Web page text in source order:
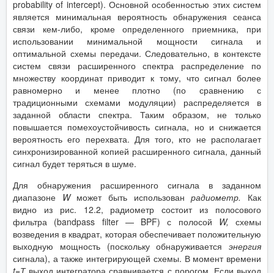
probability of intercept). Основной особенностью этих систем
является минимальная вероятность обнаружения сеанса
связи кем-либо, кроме определенного приемника, при
использовании минимальной мощности сигнала и
оптимальной схемы передачи. Следовательно, в контексте
систем связи расширенного спектра распределение по
множеству координат приводит к тому, что сигнал более
равномерно и менее плотно (по сравнению с
традиционными схемами модуляции) распределяется в
заданной области спектра. Таким образом, не только
повышается помехоустойчивость сигнала, но и снижается
вероятность его перехвата. Для того, кто не располагает
синхронизированной копией расширенного сигнала, данный
сигнал будет теряться в шуме.
Для обнаружения расширенного сигнала в заданном
диапазоне Wможет быть использованрадиометр. Как
видно из рис. 12.2, радиометр состоит из полосового
фильтра (bandpass filter — BPF) с полосой W, схемы
возведения в квадрат, которая обеспечивает положительную
выходную мощность (поскольку обнаруживается энергия
сигнала), а также интегрирующей схемы. В момент времени